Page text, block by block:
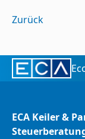
Zurück
ECA Keiler &